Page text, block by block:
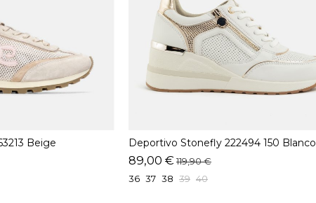
Beige Deportivo Stonefly 222494 150 Blanco
89,00 € 119,90 €
36 37 38 39 40